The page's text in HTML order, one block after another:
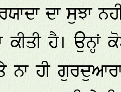
ਦਾ ਸੁਝਾ
ਕੀਤੀ ਹੈ।
ਨਾ ਹੀ